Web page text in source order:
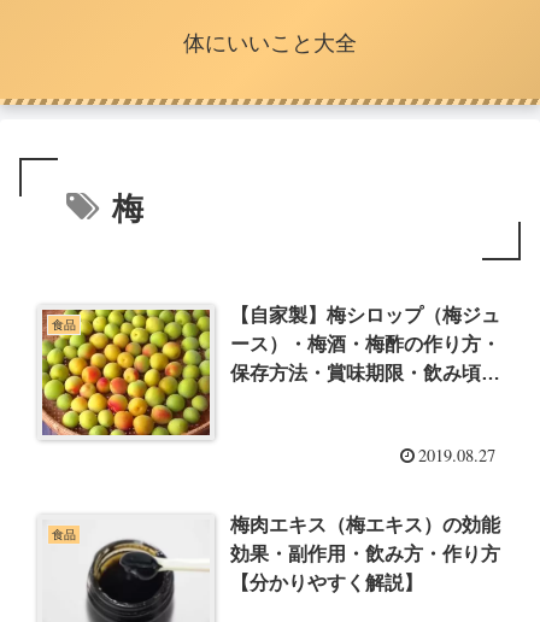
体にいいこと大全
梅
食品
【自家製】梅シロップ（梅ジュ
ース）・梅酒・梅酢の作り方・
保存方法・賞味期限・飲み頃・
2019.08.27
食品
梅肉エキス（梅エキス）の効能
効果・副作用・飲み方・作り方
【分かりやすく解説】